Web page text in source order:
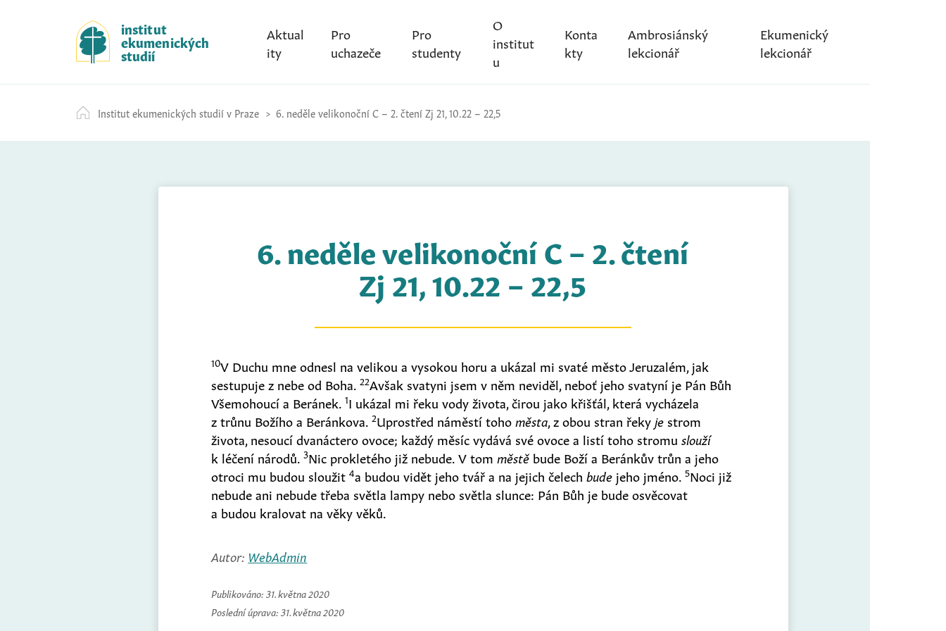
k
i
p
t
c
o
institut
ekumenických
studií
Aktual
ity
Pro
uchazeče
Pro
studenty
O
institut
u
Konta
kty
Ambrosiánský
lekcionář
Ekumenický
lekcionář
Institut ekumenických studií v Praze 6. neděle velikonoční C – 2. čtení Zj 21, 10.22 – 22,5
6. neděle velikonoční C – 2. čtení
Zj 21, 10.22 – 22,5
10V Duchu mne odnesl na velikou a vysokou horu a ukázal mi svaté město Jeruzalém, jak
sestupuje z nebe od Boha.22Avšak svatyni jsem v něm neviděl, neboť jeho svatyní je Pán Bůh
Všemohoucí a Beránek.1I ukázal mi řeku vody života, čirou jako křišťál, která vycházela
z trůnu Božího a Beránkova.2Uprostřed náměstí toho města, z obou stran řeky je strom
života, nesoucí dvanáctero ovoce; každý měsíc vydává své ovoce a listí toho stromu slouží
k léčení národů.3Nic prokletého již nebude. V tom městě bude Boží a Beránkův trůn a jeho
otroci mu budou sloužit4a budou vidět jeho tvář a na jejich čelechbude jeho jméno.5Noci již
nebude ani nebude třeba světla lampy nebo světla slunce: Pán Bůh je bude osvěcovat
a budou kralovat na věky věků.
Autor: WebAdmin
Publikováno: 31. května 2020
Poslední úprava: 31. května 2020